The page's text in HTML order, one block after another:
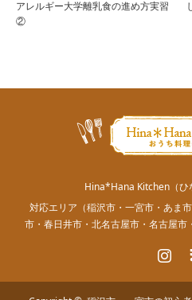
アレルギー大学離乳食の進め方実習
②
Hina*Hana Kitchen（ひ
対応エリア（稲沢市・一宮市・あま
市・春日井市・北名古屋市・名古屋市